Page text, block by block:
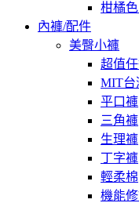
柑橘
內褲/配件
美臀小褲
超值
MIT台
平口褲
三角褲
生理褲
丁字褲
輕柔棉
機能